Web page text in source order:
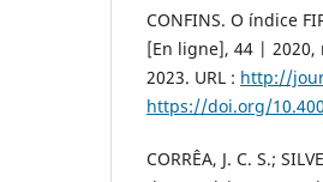
CONFINS. O índice
[En ligne], 44 | 2020,
2023. URL : http://
https://doi.org/
CORRÊA, J. C. S.;